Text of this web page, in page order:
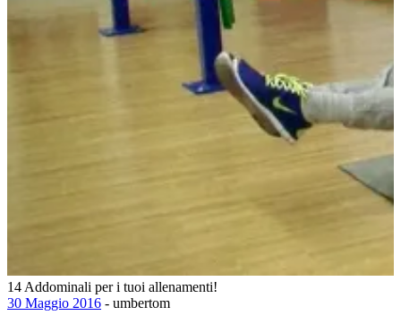
14 Addominali per i tuoi allenamenti!
30 Maggio 2016 - umbertom